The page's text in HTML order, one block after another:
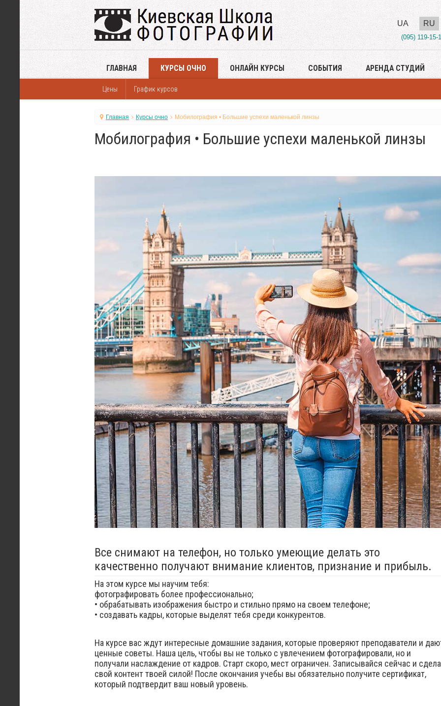
UA RU
(095) 119-15-
ГЛАВНАЯ КУРСЫ ОЧНО
Цены График курсов
ОНЛАЙН КУРСЫ СОБЫТИЯ АРЕНДА СТУДИЙ
Главная Курсы очно Мобилография • Большие успехи маленькой линзы
Мобилография • Большие успехи маленькой линзы
Все снимают на телефон, но только умеющие делать это
качественно получают внимание клиентов, признание и прибыль.
На этом курсе мы научим тебя:
фотографировать более профессионально;
• обрабатывать изображения быстро и стильно прямо на своем телефоне;
• создавать кадры, которые выделят тебя среди конкурентов.
На курсе вас ждут интересные домашние задания, которые проверяют преподаватели и
ценные советы. Наша цель, чтобы вы не только с увлечением фотографировали, но и
получали наслаждение от кадров. Старт скоро, мест ограничен. Записывайся сейчас и
свой контент твоей силой! После окончания учебы вы обязательно получите сертификат,
который подтвердит ваш новый уровень.